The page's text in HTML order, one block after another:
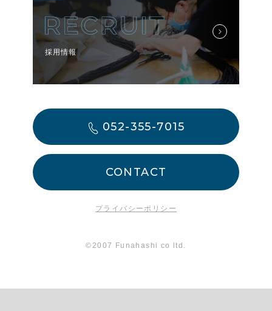
採用情報
052-355-7015
CONTACT
プライバシーポリシー
©2007 Funahashi co ltd.